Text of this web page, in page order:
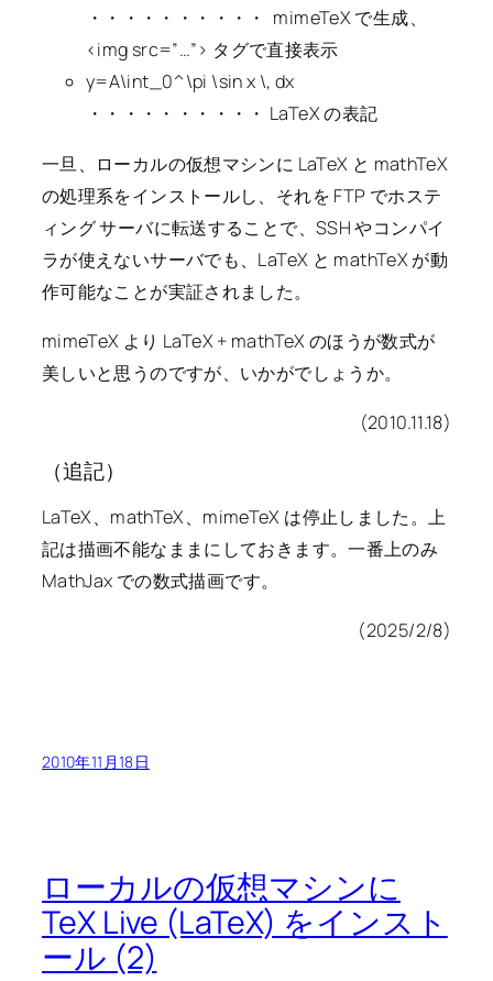
・・・・・・・・・・ mimeTeX で生成、
<img src=”…”> タグで直接表示
y=A\int_0^\pi \sin x \, dx
・・・・・・・・・・ LaTeX の表記
一旦、ローカルの仮想マシンに LaTeX と mathTeX
の処理系をインストールし、それを FTP でホステ
ィング サーバに転送することで、SSH やコンパイ
ラが使えないサーバでも、LaTeX と mathTeX が動
作可能なことが実証されました。
mimeTeX より LaTeX + mathTeX のほうが数式が
美しいと思うのですが、いかがでしょうか。
(2010.11.18)
（追記）
LaTeX、mathTeX、mimeTeX は停止しました。上
記は描画不能なままにしておきます。一番上のみ
MathJax での数式描画です。
(2025/2/8)
2010年11月18日
ローカルの仮想マシンに
TeX Live (LaTeX) をインスト
ール (2)